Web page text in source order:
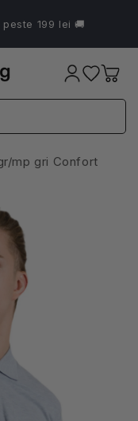
199 lei 🚚
Coș
mp gri Confort